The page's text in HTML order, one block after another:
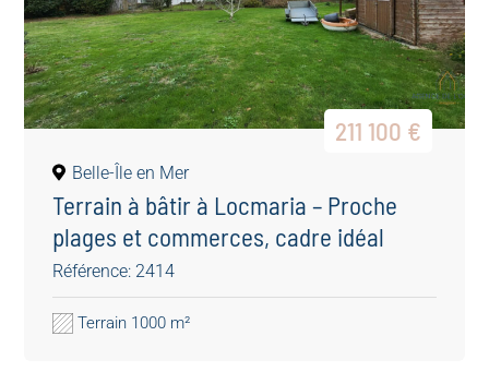
211 100 €
Belle-Île en Mer
Terrain à bâtir à Locmaria – Proche
plages et commerces, cadre idéal
Référence: 2414
Terrain 1000 m²